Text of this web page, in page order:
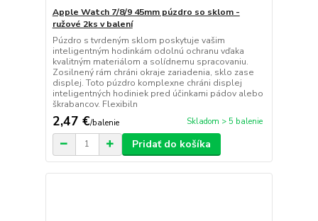
Apple Watch 7/8/9 45mm púzdro so sklom -
ružové 2ks v balení
Púzdro s tvrdeným sklom poskytuje vašim
inteligentným hodinkám odolnú ochranu vďaka
kvalitným materiálom a solídnemu spracovaniu.
Zosilnený rám chráni okraje zariadenia, sklo zase
displej. Toto púzdro komplexne chráni displej
inteligentných hodiniek pred účinkami pádov alebo
škrabancov. Flexibiln
2,47 €/balenie Skladom > 5 balenie
Pridať do košíka